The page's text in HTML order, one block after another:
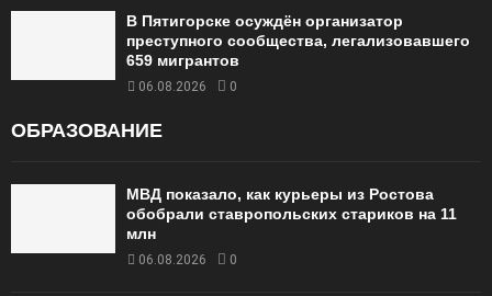
В Пятигорске осуждён организатор
преступного сообщества, легализовавшего
659 мигрантов
06.08.2026 0
ОБРАЗОВАНИЕ
МВД показало, как курьеры из Ростова
обобрали ставропольских стариков на 11
млн
06.08.2026 0